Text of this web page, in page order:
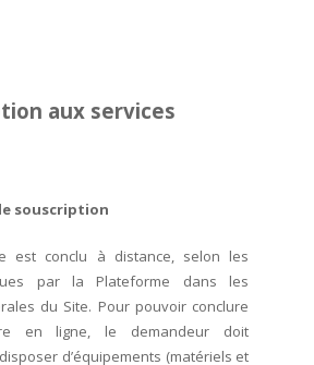
aux services
souscription
est conclu à distance, selon les
par la Plateforme dans les
du Site. Pour pouvoir conclure
en ligne, le demandeur doit
d’équipements (matériels et